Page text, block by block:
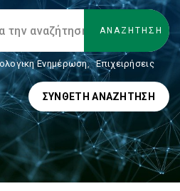
Ενημέρωση, Επιχειρήσεις
ΣΎΝΘΕΤΗ ΑΝΑΖΉΤΗΣΗ